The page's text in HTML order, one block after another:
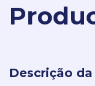
Descrição